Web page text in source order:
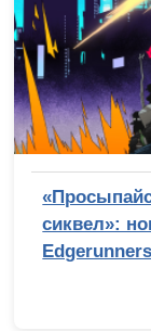
сиквел»: